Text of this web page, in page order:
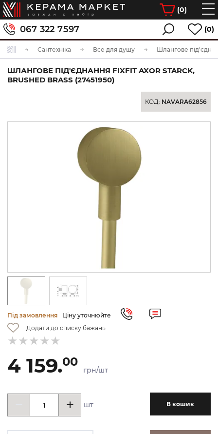
(0)
067 322 7597 (0)
Сантехніка Все для душу Шлангове
ШЛАНГОВЕ ПІД'ЄДНАННЯ FIXFIT AXOR STARCK,
BRUSHED BRASS (27451950)
КОД: NAVARA62856
Під замовлення
Ціну уточнюйте
Додати до списку бажань
4 159.00
грн/шт
шт В кошик